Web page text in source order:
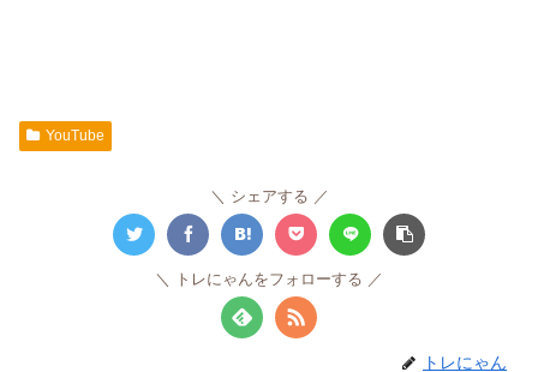
YouTube
シェアする
トレにゃんをフォローする
トレにゃん